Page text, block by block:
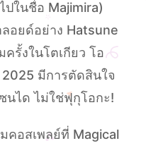
ในชื่อ Majimira)
อยด์อย่าง Hatsune
รั้งในโตเกียว โอ
มีการตัดสินใจ
นได ไม่ใช่ฟุกุโอกะ!
คอสเพลย์ที่ Magical